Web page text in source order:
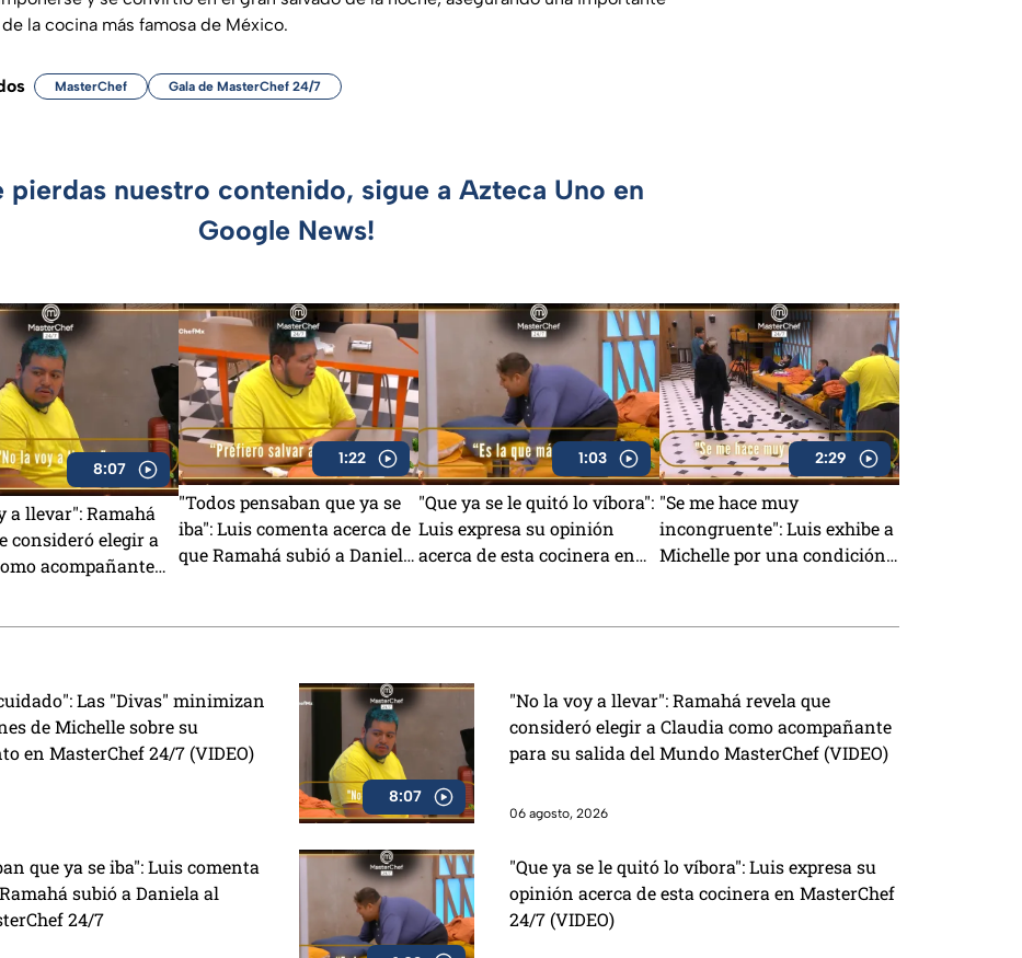
la cocina más famosa de México.
MasterChef Gala de MasterChef 24/7
pierdas nuestro contenido, sigue a Azteca Uno en
Google News!
8:07
a llevar": Ramahá
consideró elegir a
acompañante
1:22
"Todos pensaban que ya se
iba": Luis comenta acerca de
que Ramahá subió a Daniela
1:03
"Que ya se le quitó lo víbora":
Luis expresa su opinión
acerca de esta cocinera en
2:29
"Se me hace muy
incongruente": Luis exhibe a
Michelle por una condición
Las "Divas" minimizan
de Michelle sobre su
en MasterChef 24/7 (VIDEO)
8:07
"No la voy a llevar": Ramahá revela que
consideró elegir a Claudia como acompañante
para su salida del Mundo MasterChef (VIDEO)
06 agosto, 2026
que ya se iba": Luis comenta
subió a Daniela al
24/7
"Que ya se le quitó lo víbora": Luis expresa su
opinión acerca de esta cocinera en MasterChef
24/7 (VIDEO)